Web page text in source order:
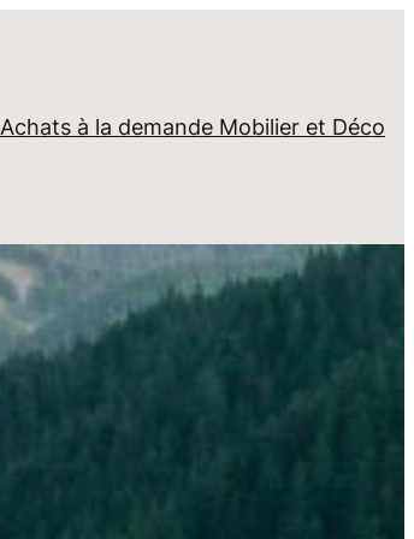
Achats à la demande Mobilier et Déco